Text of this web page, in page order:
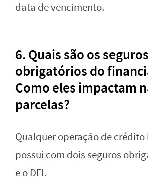
data de vencimento.
6. Quais são os seguros
obrigatórios do
Como eles impactam
parcelas?
Qualquer operação de
possui com dois seguros
e o DFI.